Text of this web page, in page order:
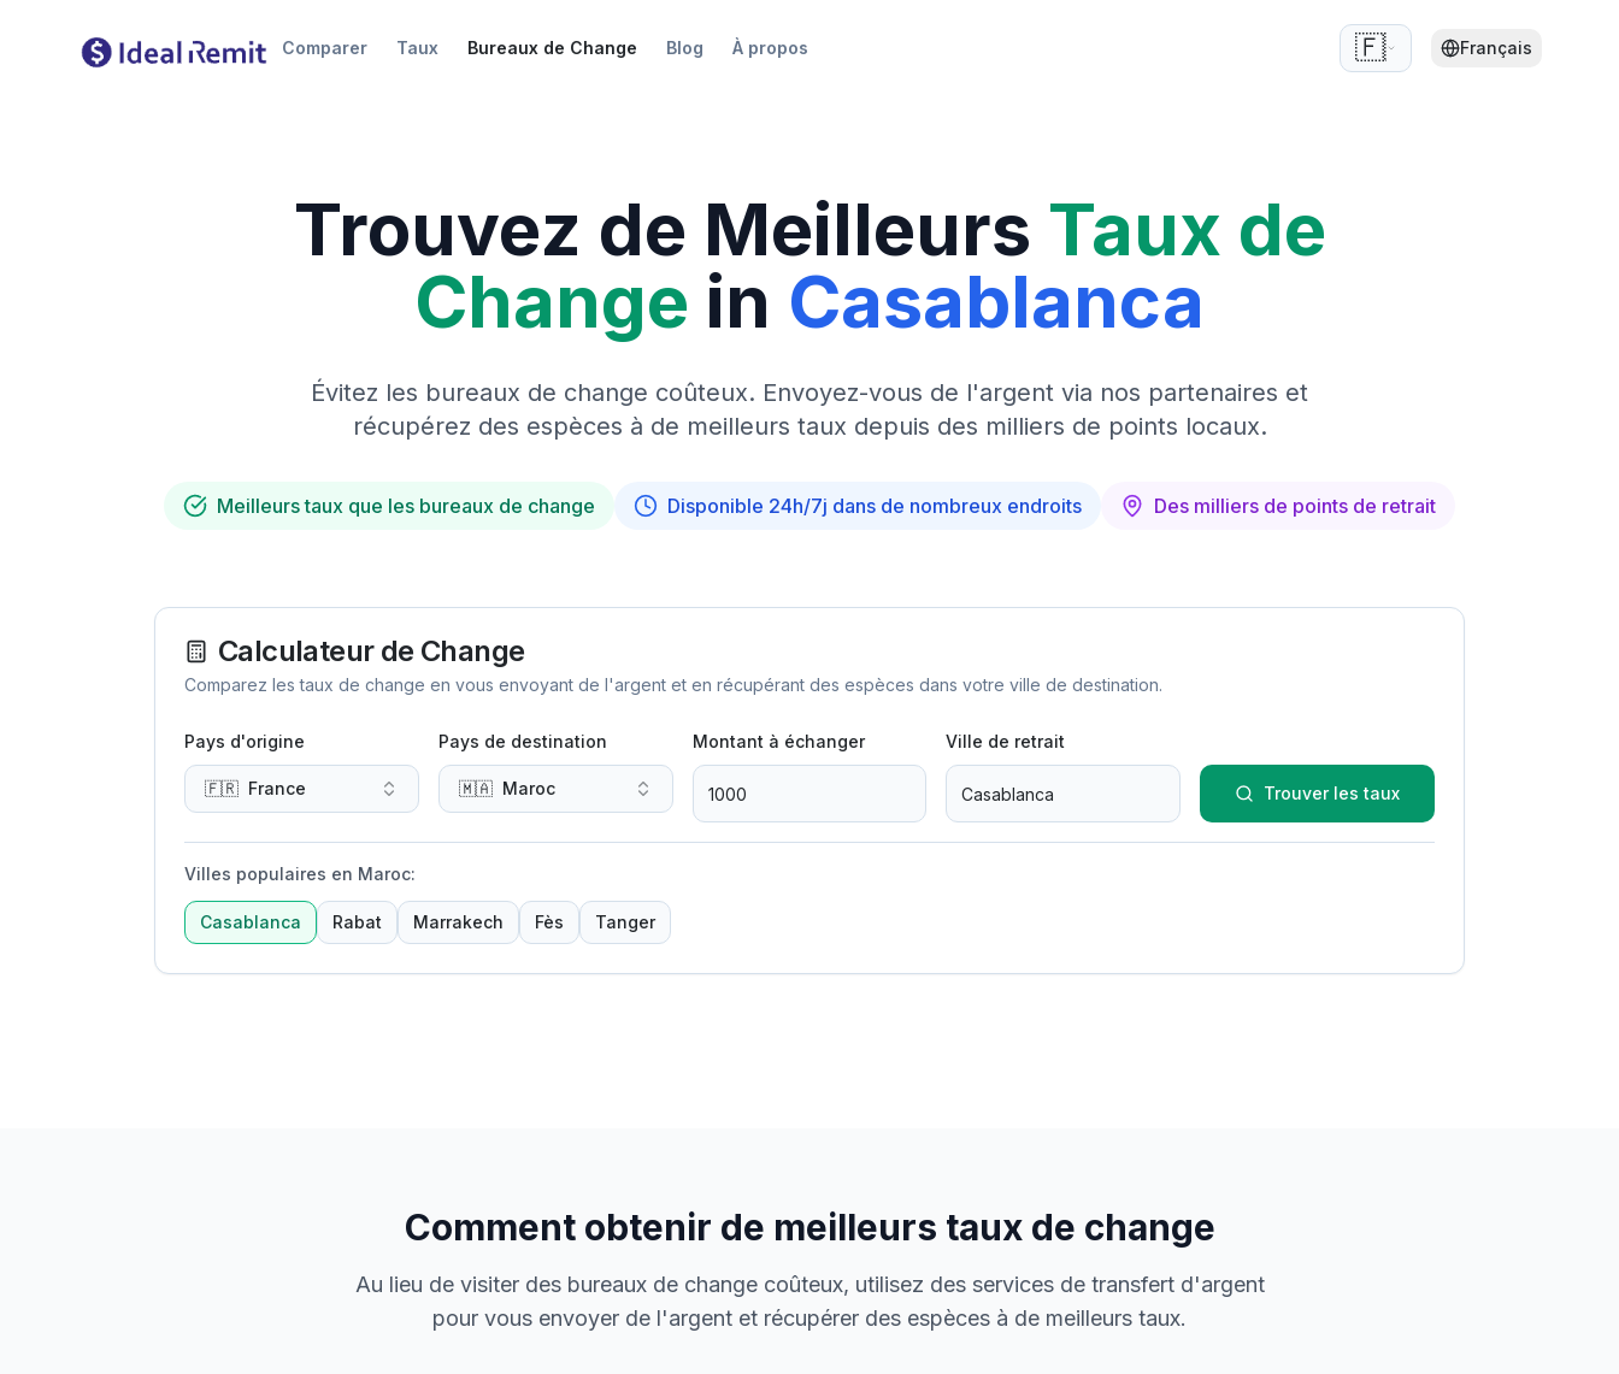
Comparer Taux Bureaux de Change Blog À propos 🇫🇷 Français
Trouvez de Meilleurs Taux de
Change in Casablanca
Évitez les bureaux de change coûteux. Envoyez-vous de l'argent via nos partenaires et
récupérez des espèces à de meilleurs taux depuis des milliers de points locaux.
Meilleurs taux que les bureaux de change Disponible 24h/7j dans de nombreux endroits Des milliers de points de retrait
Calculateur de Change
Comparez les taux de change en vous envoyant de l'argent et en récupérant des espèces dans votre ville de destination.
Pays d'origine
🇫🇷 France
Pays de destination
🇲🇦 Maroc
Montant à échanger Ville de retrait
Trouver les taux
Villes populaires en Maroc:
Casablanca Rabat Marrakech Fès Tanger
Comment obtenir de meilleurs taux de change
Au lieu de visiter des bureaux de change coûteux, utilisez des services de transfert d'argent
pour vous envoyer de l'argent et récupérer des espèces à de meilleurs taux.